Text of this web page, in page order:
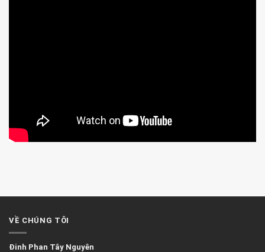
VỀ CHÚNG TÔI
Đinh Phan Tây Nguyên